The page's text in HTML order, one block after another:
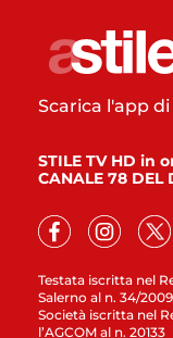
Testata iscritta nel
Salerno al n. 34/2009
Società iscritta nel
l’AGCOM al n. 20133
Scarica l'app di
STILE TV HD in
CANALE 78 DEL